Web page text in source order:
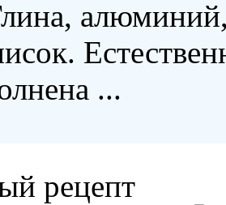
...
рецепт